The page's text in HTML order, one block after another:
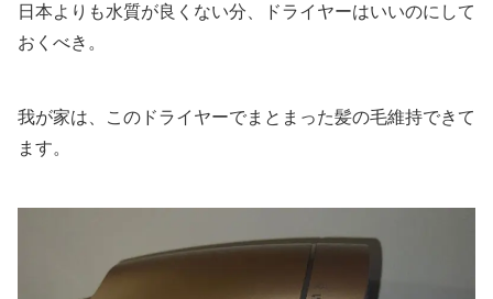
日本よりも水質が良くない分、ドライヤーはいいのにして
おくべき。
我が家は、このドライヤーでまとまった髪の毛維持できて
ます。